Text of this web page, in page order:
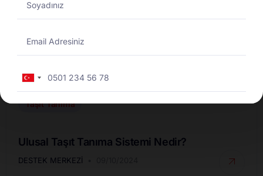
Taşıt Tanıma
Ulusal Taşıt Tanıma Sistemi Nedir?
DESTEK MERKEZI
Turkey
+90